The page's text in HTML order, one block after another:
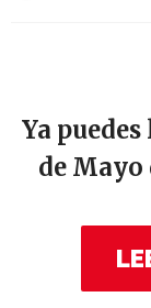
Ya
de Mayo